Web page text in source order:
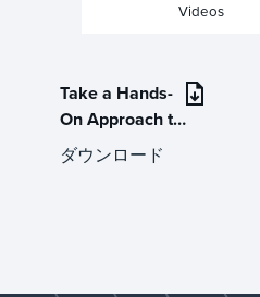
Videos
Take a Hands-
On Approach to
Refinery
Troubleshooting
ダウンロード